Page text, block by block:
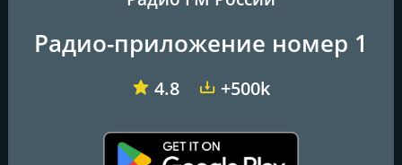
Частоты FM
Радио-приложение номер 1
4.8 +500k